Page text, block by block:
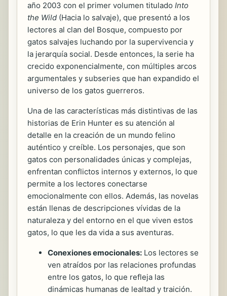
año 2003 con el primer volumen titulado Into
the Wild (Hacia lo salvaje), que presentó a los
lectores al clan del Bosque, compuesto por
gatos salvajes luchando por la supervivencia y
la jerarquía social. Desde entonces, la serie ha
crecido exponencialmente, con múltiples arcos
argumentales y subseries que han expandido el
universo de los gatos guerreros.
Una de las características más distintivas de las
historias de Erin Hunter es su atención al
detalle en la creación de un mundo felino
auténtico y creíble. Los personajes, que son
gatos con personalidades únicas y complejas,
enfrentan conflictos internos y externos, lo que
permite a los lectores conectarse
emocionalmente con ellos. Además, las novelas
están llenas de descripciones vívidas de la
naturaleza y del entorno en el que viven estos
gatos, lo que les da vida a sus aventuras.
Conexiones emocionales: Los lectores se
ven atraídos por las relaciones profundas
entre los gatos, lo que refleja las
dinámicas humanas de lealtad y traición.